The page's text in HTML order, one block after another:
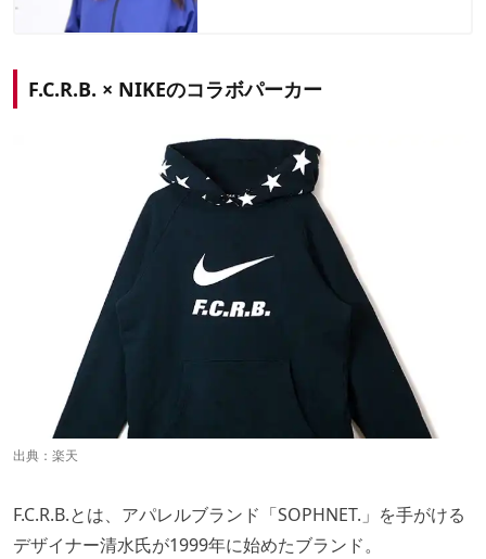
F.C.R.B. × NIKEのコラボパーカー
出典： 楽天
F.C.R.B.とは、アパレルブランド「SOPHNET.」を手がける
デザイナー清水氏が1999年に始めたブランド。